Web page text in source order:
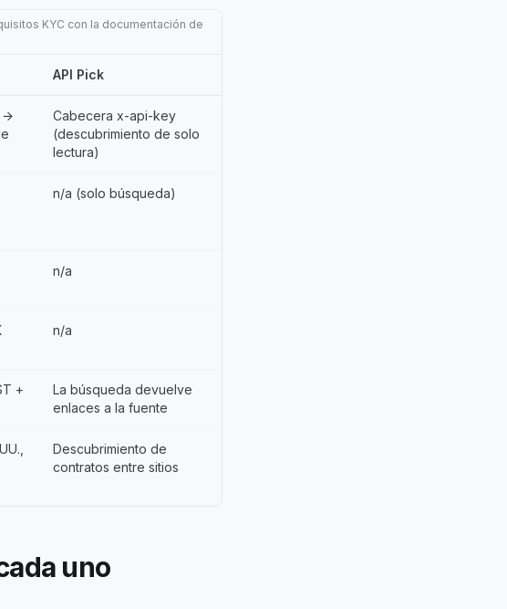
KYC con la documentación de
API Pick
→
Cabecera x-api-key
(descubrimiento de solo
lectura)
n/a (solo búsqueda)
n/a
n/a
+
La búsqueda devuelve
enlaces a la fuente
Descubrimiento de
contratos entre sitios
uno